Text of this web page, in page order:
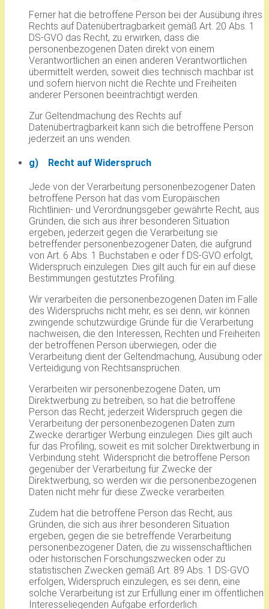
Ferner hat die betroffene Person bei der Ausübung ihres
Rechts auf Datenübertragbarkeit gemäß Art. 20 Abs. 1
DS-GVO das Recht, zu erwirken, dass die
personenbezogenen Daten direkt von einem
Verantwortlichen an einen anderen Verantwortlichen
übermittelt werden, soweit dies technisch machbar ist
und sofern hiervon nicht die Rechte und Freiheiten
anderer Personen beeinträchtigt werden.
Zur Geltendmachung des Rechts auf
Datenübertragbarkeit kann sich die betroffene Person
jederzeit an uns wenden.
g) Recht auf Widerspruch
Jede von der Verarbeitung personenbezogener Daten
betroffene Person hat das vom Europäischen
Richtlinien- und Verordnungsgeber gewährte Recht, aus
Gründen, die sich aus ihrer besonderen Situation
ergeben, jederzeit gegen die Verarbeitung sie
betreffender personenbezogener Daten, die aufgrund
von Art. 6 Abs. 1 Buchstaben e oder f DS-GVO erfolgt,
Widerspruch einzulegen. Dies gilt auch für ein auf diese
Bestimmungen gestütztes Profiling.
Wir verarbeiten die personenbezogenen Daten im Falle
des Widerspruchs nicht mehr, es sei denn, wir können
zwingende schutzwürdige Gründe für die Verarbeitung
nachweisen, die den Interessen, Rechten und Freiheiten
der betroffenen Person überwiegen, oder die
Verarbeitung dient der Geltendmachung, Ausübung oder
Verteidigung von Rechtsansprüchen.
Verarbeiten wir personenbezogene Daten, um
Direktwerbung zu betreiben, so hat die betroffene
Person das Recht, jederzeit Widerspruch gegen die
Verarbeitung der personenbezogenen Daten zum
Zwecke derartiger Werbung einzulegen. Dies gilt auch
für das Profiling, soweit es mit solcher Direktwerbung in
Verbindung steht. Widerspricht die betroffene Person
gegenüber der Verarbeitung für Zwecke der
Direktwerbung, so werden wir die personenbezogenen
Daten nicht mehr für diese Zwecke verarbeiten.
Zudem hat die betroffene Person das Recht, aus
Gründen, die sich aus ihrer besonderen Situation
ergeben, gegen die sie betreffende Verarbeitung
personenbezogener Daten, die zu wissenschaftlichen
oder historischen Forschungszwecken oder zu
statistischen Zwecken gemäß Art. 89 Abs. 1 DS-GVO
erfolgen, Widerspruch einzulegen, es sei denn, eine
solche Verarbeitung ist zur Erfüllung einer im öffentlichen
Interesseliegenden Aufgabe erforderlich.